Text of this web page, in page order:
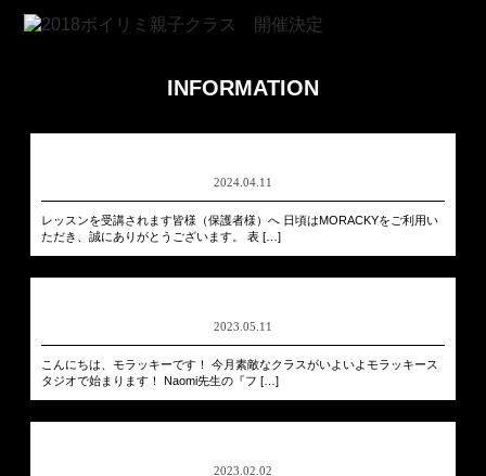
INFORMATION
2024.04.11
レッスンを受講されます皆様（保護者様）へ 日頃はMORACKYをご利用い
ただき、誠にありがとうございます。 表 […]
2023.05.11
こんにちは、モラッキーです！ 今月素敵なクラスがいよいよモラッキース
タジオで始まります！ Naomi先生の『フ […]
2023.02.02